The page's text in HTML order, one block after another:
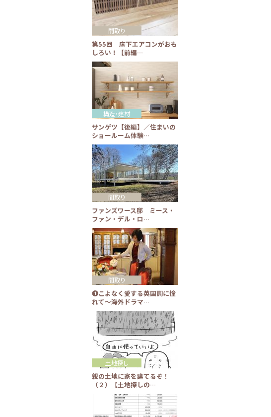
第55回 床下エアコンがおも
しろい！【前編…
間取り
サンゲツ【後編】／住まいの
ショールーム体験…
構造・建材
ファンズワース邸 ミース・
ファン・デル・ロ…
間取り
❶こよなく愛する英国調に憧
れて～海外ドラマ…
間取り
親の土地に家を建てるぞ！
（２）【土地探しの…
土地探し